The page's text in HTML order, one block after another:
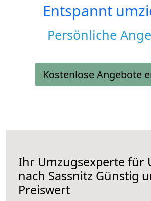
Entspannt
Persönliche
Kostenlose Angebote
Ihr Umzugsexperte für
nach Sassnitz Günstig
Preiswert